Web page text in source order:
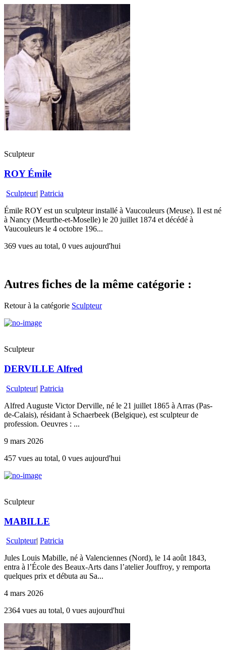
Sculpteur
ROY Émile
Sculpteur| Patricia
Émile ROY est un sculpteur installé à Vaucouleurs (Meuse). Il est né
à Nancy (Meurthe-et-Moselle) le 20 juillet 1874 et décédé à
Vaucouleurs le 4 octobre 196...
369 vues au total, 0 vues aujourd'hui
Autres fiches de la même catégorie :
Retour à la catégorie Sculpteur
Sculpteur
DERVILLE Alfred
Sculpteur| Patricia
Alfred Auguste Victor Derville, né le 21 juillet 1865 à Arras (Pas-
de-Calais), résidant à Schaerbeek (Belgique), est sculpteur de
profession. Oeuvres : ...
9 mars 2026
457 vues au total, 0 vues aujourd'hui
Sculpteur
MABILLE
Sculpteur| Patricia
Jules Louis Mabille, né à Valenciennes (Nord), le 14 août 1843,
entra à l’École des Beaux-Arts dans l’atelier Jouffroy, y remporta
quelques prix et débuta au Sa...
4 mars 2026
2364 vues au total, 0 vues aujourd'hui